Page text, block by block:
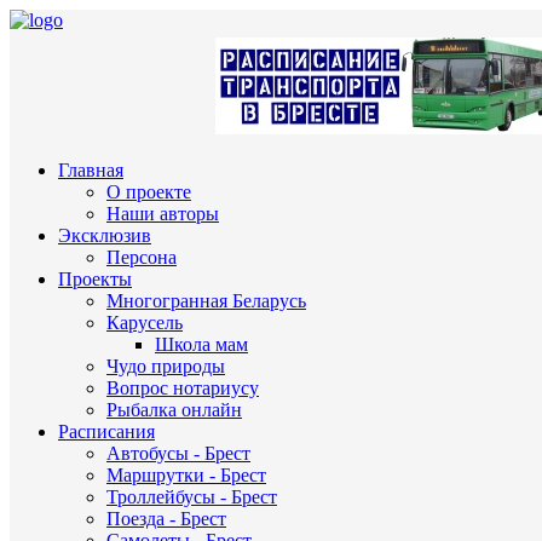
Главная
О проекте
Наши авторы
Эксклюзив
Персона
Проекты
Многогранная Беларусь
Карусель
Школа мам
Чудо природы
Вопрос нотариусу
Рыбалка онлайн
Расписания
Автобусы - Брест
Маршрутки - Брест
Троллейбусы - Брест
Поезда - Брест